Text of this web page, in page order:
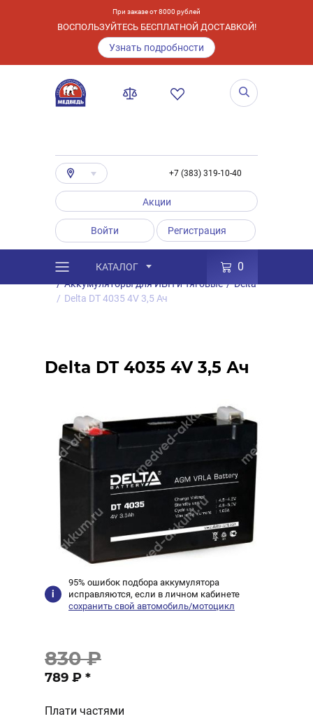
При заказе от 8000 рублей
ВОСПОЛЬЗУЙТЕСЬ БЕСПЛАТНОЙ ДОСТАВКОЙ!
Узнать подробности
+7 (383) 319-10-40
Акции
Войти Регистрация
КАТАЛОГ 0
Каталог / Товары
Аккумуляторы
/ Аккумуляторы для ИБП и Тяговые / Delta
/ Delta DT 4035 4V 3,5 Ач
Delta DT 4035 4V 3,5 Ач
95% ошибок подбора аккумулятора
исправляются, если в личном кабинете
сохранить свой автомобиль/мотоцикл
830 ₽
789 ₽ *
Плати частями